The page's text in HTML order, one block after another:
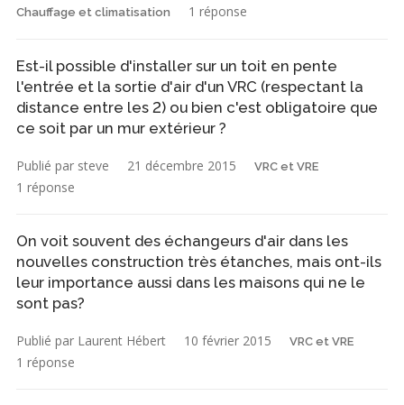
Chauffage et climatisation 1 réponse
Est-il possible d'installer sur un toit en pente
l'entrée et la sortie d'air d'un VRC (respectant la
distance entre les 2) ou bien c'est obligatoire que
ce soit par un mur extérieur ?
Publié par steve 21 décembre 2015 VRC et VRE
1 réponse
On voit souvent des échangeurs d'air dans les
nouvelles construction très étanches, mais ont-ils
leur importance aussi dans les maisons qui ne le
sont pas?
Publié par Laurent Hébert 10 février 2015 VRC et VRE
1 réponse